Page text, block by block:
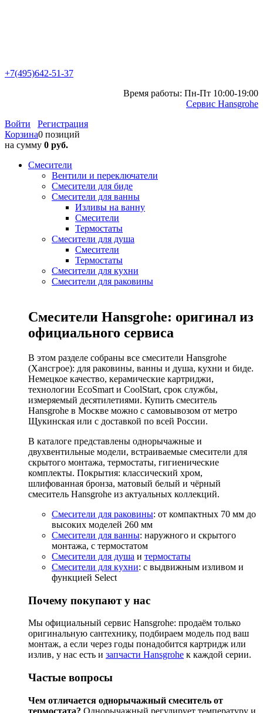
+7(495)642-51-37
Время работы: Пн-Пт 10:00-19:00
Сервис Hansgrohe
Войти
Регистрация
Корзина0 позиций
на сумму 0 руб.
Смесители
Вентили и переключатели
Смесители для биде
Смесители для ванны
Изливы на ванну
Смесители
Термостаты
Смесители для душа
Смесители
Термостаты
Смесители для кухни
Смесители для раковины
Смесители Hansgrohe: оригинал из
официального сервиса
В этом разделе собраны все смесители Hansgrohe
(Хансгрое): для раковины, ванны и душа, кухни и биде.
Немецкое качество, керамические картриджи,
технологии EcoSmart и CoolStart, срок службы,
измеряемый десятилетиями. Купить смеситель
Hansgrohe в Москве можно с самовывозом от метро
Щукинская или с доставкой по всей России.
В каталоге представлены однорычажные и
двухвентильные модели, встраиваемые смесители для
скрытого монтажа, термостаты, гигиенические
комплекты. Покрытия: классический хром,
шлифованная бронза, матовый белый и чёрный
смеситель Hansgrohe из актуальных коллекций.
Смесители для раковины: от компактных 70 мм до
высоких моделей 260 мм
Смесители для ванны: наружного и скрытого
монтажа, с термостатом
Смесители для душа и термостаты
Смесители для кухни: с выдвижным изливом и
функцией Select
Почему покупают у нас
Мы официальный сервис Hansgrohe: продаём только
оригинальную сантехнику, подбираем модель под ваш
монтаж, а если через годы понадобится картридж или
излив, у нас есть и запчасти Hansgrohe к каждой серии.
Частые вопросы
Чем отличается однорычажный смеситель от
термостата? Однорычажный регулирует температуру и